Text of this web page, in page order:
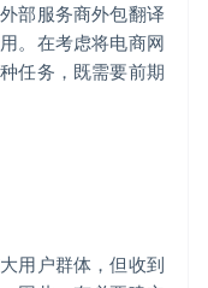
部服务商外包翻译
。在考虑将电商网
任务，既需要前期
用户群体，但收到